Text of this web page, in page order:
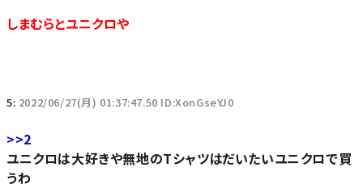
しまむらとユニクロや
5: 2022/06/27(月) 01:37:47.50 ID:XonGseYJ0
>>2
ユニクロは大好きや無地のTシャツはだいたいユニクロで買
うわ